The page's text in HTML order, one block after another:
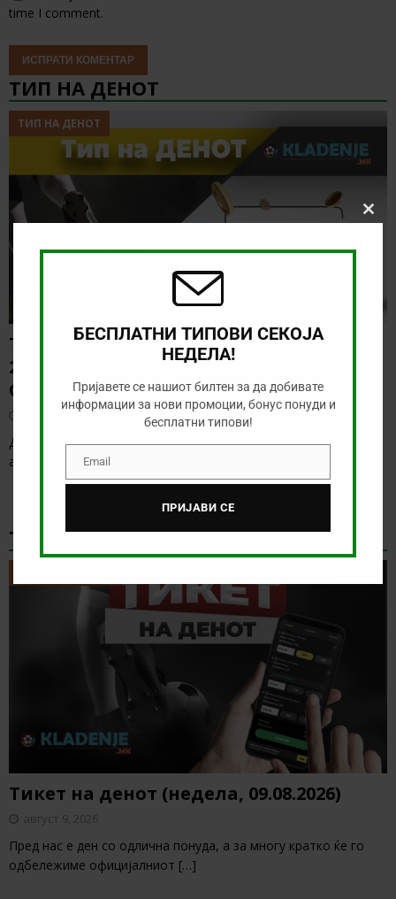
time I comment.
ТИП НА ДЕНОТ
ТИП НА ДЕНОТ
ТИП НА ДЕНОТ (09.08.2026,
20:00) ВОЈВОДИНА – РАДНИК
СУРДУЛИЦА
август 9, 2026
Денес има солидна понуда за обложување, а ние ќе го
анализираме дуелот од српската Суперлига
ТИКЕТ НА ДЕНОТ
Тикет на денот (недела, 09.08.2026)
август 9, 2026
Пред нас е ден со одлична понуда, а за многу кратко ќе го
одбележиме официјалниот […]
Close
БЕСПЛАТНИ ТИПОВИ СЕКОЈА
НЕДЕЛА!
Пријавете се нашиот билтен за да добивате
информации за нови промоции, бонус понуди и
бесплатни типови!
EmailEmail
ПРИЈАВИ СЕ